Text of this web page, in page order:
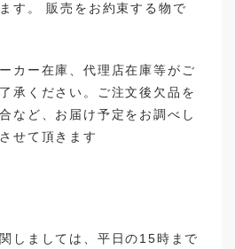
す。 販売をお約束する物で
カー在庫、代理店在庫等がご
承ください。ご注文後欠品を
など、お届け予定をお調べし
せて頂きます
しましては、平日の15時まで